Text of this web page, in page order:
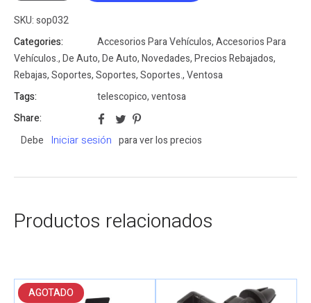
SKU:sop032
Categories:
Accesorios Para Vehículos,Accesorios Para
Vehículos.,De Auto,De Auto,Novedades,Precios Rebajados,
Rebajas,Soportes,Soportes,Soportes.,Ventosa
Tags:
telescopico,ventosa
Share:
Debe
Iniciar sesión para ver los precios
Productos relacionados
AGOTADO